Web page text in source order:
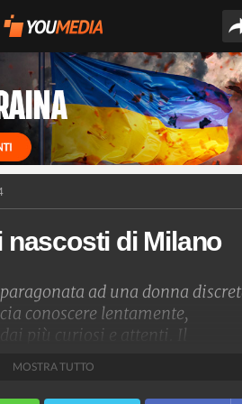
nascosti di Milano
ad una donna
conoscere lentamente,
più curiosi e attenti. Il
per esplorare la città di
MOSTRA TUTTO